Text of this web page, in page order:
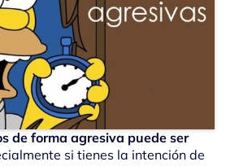
de forma agresiva puede ser
si tienes la intención de